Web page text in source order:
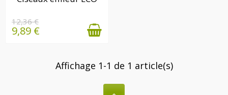
12,36 €
9,89 €
Affichage 1-1 de 1 article(s)